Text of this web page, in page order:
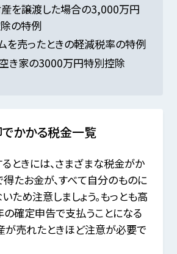
を譲渡した場合の3,000万円
の特例
を売ったときの軽減税率の特例
き家の3000万円特別控除
かかる税金一覧
ときには、さまざまな税金がか
得たお金が、すべて自分のものに
ため注意しましょう。もっとも高
確定申告で支払うことになる
が売れたときほど注意が必要で